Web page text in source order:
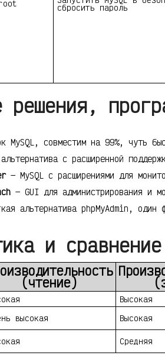
сбросить пароль
решения,
MySQL, совместим на 99%, чуть
с расширенной
— MySQL с расширениями для
— GUI для администрирования и
альтернатива phpMyAdmin, один
и
(чтение)
Высокая
высокая Высокая
Средняя